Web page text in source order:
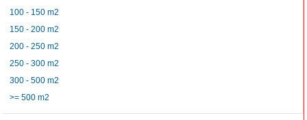
100 - 150 m2
150 - 200 m2
200 - 250 m2
250 - 300 m2
300 - 500 m2
>= 500 m2